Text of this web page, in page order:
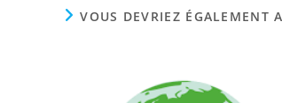
VOUS DEVRIEZ ÉGALEMENT